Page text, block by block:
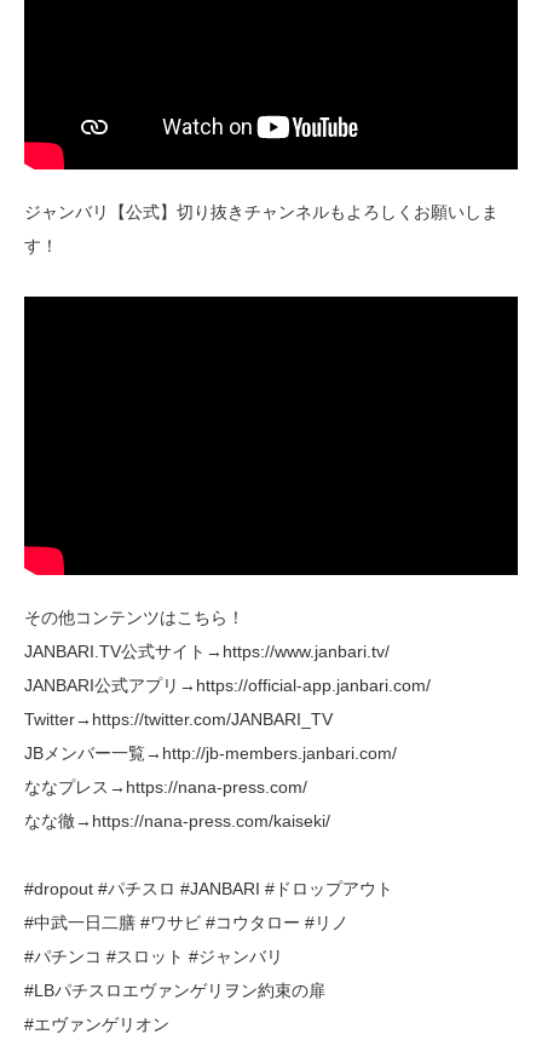
ジャンバリ【公式】切り抜きチャンネルもよろしくお願いしま
す！
その他コンテンツはこちら！
JANBARI.TV公式サイト→https://www.janbari.tv/
JANBARI公式アプリ→https://official-app.janbari.com/
Twitter→https://twitter.com/JANBARI_TV
JBメンバー一覧→http://jb-members.janbari.com/
ななプレス→https://nana-press.com/
なな徹→https://nana-press.com/kaiseki/
#dropout #パチスロ #JANBARI #ドロップアウト
#中武一日二膳 #ワサビ #コウタロー #リノ
#パチンコ #スロット #ジャンバリ
#LBパチスロエヴァンゲリヲン約束の扉
#エヴァンゲリオン